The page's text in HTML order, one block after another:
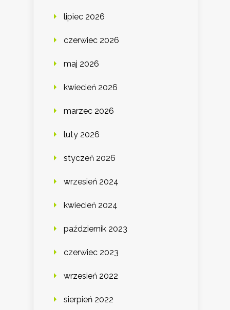
lipiec 2026
czerwiec 2026
maj 2026
kwiecień 2026
marzec 2026
luty 2026
styczeń 2026
wrzesień 2024
kwiecień 2024
październik 2023
czerwiec 2023
wrzesień 2022
sierpień 2022